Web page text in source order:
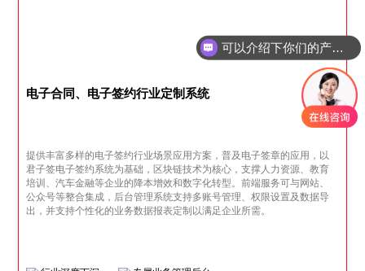
电子合同、电子签约行业定制系统
提供丰富多样的电子签约行业场景应用方案，普及电子签章的应用，以
君子签电子签约系统为基础，区块链技术为核心，支撑人力资源、教育
培训、汽车金融等企业的降本增效和数字化转型。前端服务可与网站、
公众号等整合集成，后台管理系统支持多账号管理、权限设置及数据导
出，并支持个性化的业务数据报表定制以满足企业所需。
可以介绍下你们的产品么